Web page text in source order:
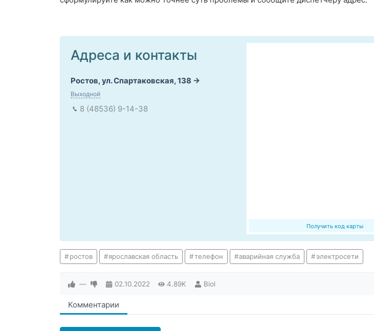
Получить код карты
Адреса и контакты
Ростов, ул. Спартаковская, 138
Выходной
8 (48536) 9-14-38
ростов ярославская область телефон аварийная служба электросети
— 02.10.2022 4.89K Biol
Комментарии